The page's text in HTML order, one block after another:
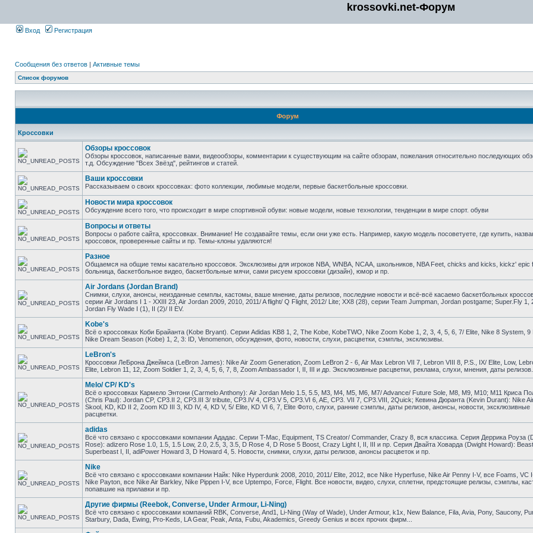
krossovki.net-Форум
Вход Регистрация
Сообщения без ответов | Активные темы
Список форумов
Форум
Кроссовки
Обзоры кроссовок
Обзоры кроссовок, написанные вами, видеообзоры, комментарии к существующим на сайте обзорам, пожелания относительно последующих
т.д. Обсуждение "Всех Звёзд", рейтингов и статей.
Ваши кроссовки
Рассказываем о своих кроссовках: фото коллекции, любимые модели, первые баскетбольные кроссовки.
Новости мира кроссовок
Обсуждение всего того, что происходит в мире спортивной обуви: новые модели, новые технологии, тенденции в мире спорт. обуви
Вопросы и ответы
Вопросы о работе сайта, кроссовках. Внимание! Не создавайте темы, если они уже есть. Например, какую модель посоветуете, где купить,
кроссовок, проверенные сайты и пр. Темы-клоны удаляются!
Разное
Общаемся на общие темы касательно кроссовок. Эксклюзивы для игроков NBA, WNBA, NCAA, школьников, NBA Feet, chicks and kicks, kickz' epic
больница, баскетбольное видео, баскетбольные мячи, сами рисуем кроссовки (дизайн), юмор и пр.
Air Jordans (Jordan Brand)
Снимки, слухи, анонсы, неизданные семплы, кастомы, ваше мнение, даты релизов, последние новости и всё-всё касаемо баскетбольных
серии Air Jordans I 1 - XXIII 23, Air Jordan 2009, 2010, 2011/ A flight/ Q Flight, 2012/ Lite; XX8 (28), серии Team Jumpman, Jordan postgame; Super.Fly 1,
Jordan Fly Wade I (1), II (2)/ II EV.
Kobe's
Всё о кроссовках Коби Брайанта (Kobe Bryant). Серии Adidas KB8 1, 2, The Kobe, KobeTWO, Nike Zoom Kobe 1, 2, 3, 4, 5, 6, 7/ Elite, Nike 8 System, 9
Nike Dream Season (Kobe) 1, 2, 3: ID, Venomenon, обсуждения, фото, новости, слухи, расцветки, сэмплы, эксклюзивы.
LeBron's
Кроссовки ЛеБрона Джеймса (LeBron James): Nike Air Zoom Generation, Zoom LeBron 2 - 6, Air Max Lebron VII 7, Lebron VIII 8, P.S., IX/ Elite, Low,
Elite, Lebron 11, 12, Zoom Soldier 1, 2, 3, 4, 5, 6, 7, 8, Zoom Ambassador I, II, III и др. Эксклюзивные расцветки, реклама, слухи, мнения, даты релизов.
Melo/ CP/ KD's
Всё о кроссовках Кармело Энтони (Carmelo Anthony): Air Jordan Melo 1.5, 5.5, M3, M4, M5, M6, M7/ Advance/ Future Sole, M8, M9, M10; M11 Криса
(Chris Paul): Jordan CP, CP3.II 2, CP3.III 3/ tribute, CP3.IV 4, CP3.V 5, CP3.VI 6, AE, CP3. VII 7, CP3.VIII, 2Quick; Кевина Дюранта (Kevin Durant): Nike
Skool, KD, KD II 2, Zoom KD III 3, KD IV, 4, KD V, 5/ Elite, KD VI 6, 7, Elite Фото, слухи, ранние сэмплы, даты релизов, анонсы, новости, эксклюзивные
расцветки.
adidas
Всё что связано с кроссовками компании Ададас. Серии T-Mac, Equipment, TS Creator/ Commander, Crazy 8, вся классика. Серия Деррика Роуза
Rose): adizero Rose 1.0, 1.5, 1.5 Low, 2.0, 2.5, 3, 3.5, D Rose 4, D Rose 5 Boost, Crazy Light I, II, III и пр. Серия Двайта Ховарда (Dwight Howard):
Superbeast I, II, adiPower Howard 3, D Howard 4, 5. Новости, снимки, слухи, даты релизов, анонсы расцветок и пр.
Nike
Всё что связано с кроссовками компании Найк: Nike Hyperdunk 2008, 2010, 2011/ Elite, 2012, все Nike Hyperfuse, Nike Air Penny I-V, все Foams, VC
Nike Payton, все Nike Air Barkley, Nike Pippen I-V, все Uptempo, Force, Flight. Все новости, видео, слухи, сплетни, предстоящие релизы, сэмплы,
попавшие на прилавки и пр.
Другие фирмы (Reebok, Converse, Under Armour, Li-Ning)
Всё что связано с кроссовками компаний RBK, Converse, And1, Li-Ning (Way of Wade), Under Armour, k1x, New Balance, Fila, Avia, Pony, Saucony,
Starbury, Dada, Ewing, Pro-Keds, LA Gear, Peak, Anta, Fubu, Akademics, Greedy Genius и всех прочих фирм...